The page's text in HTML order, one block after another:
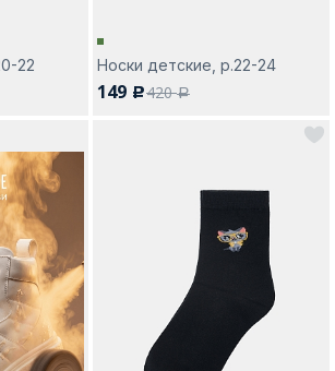
22 Носки детские, р.22-24
149 c420a